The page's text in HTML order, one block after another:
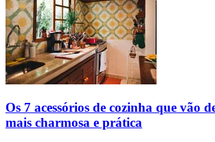
Os 7 acessórios de cozinha que vão
mais charmosa e prática